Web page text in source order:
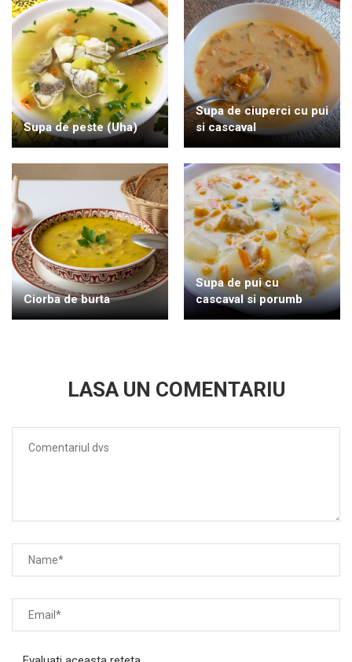
Supa de peste (Uha)
Supa de ciuperci cu pui
si cascaval
Ciorba de burta
Supa de pui cu
cascaval si porumb
LASA UN COMENTARIU